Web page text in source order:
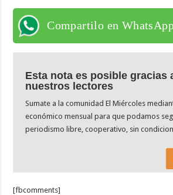
Compartilo en
Esta nota es posible gracias
nuestros lectores
Sumate a la comunidad El Miércoles
económico mensual para que podamos
periodismo libre, cooperativo, sin
[fbcomments]